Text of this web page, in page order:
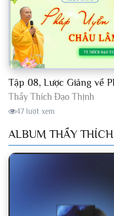
Thầy Thích Đạo Thịnh
47 lượt xem
ALBUM THẦY